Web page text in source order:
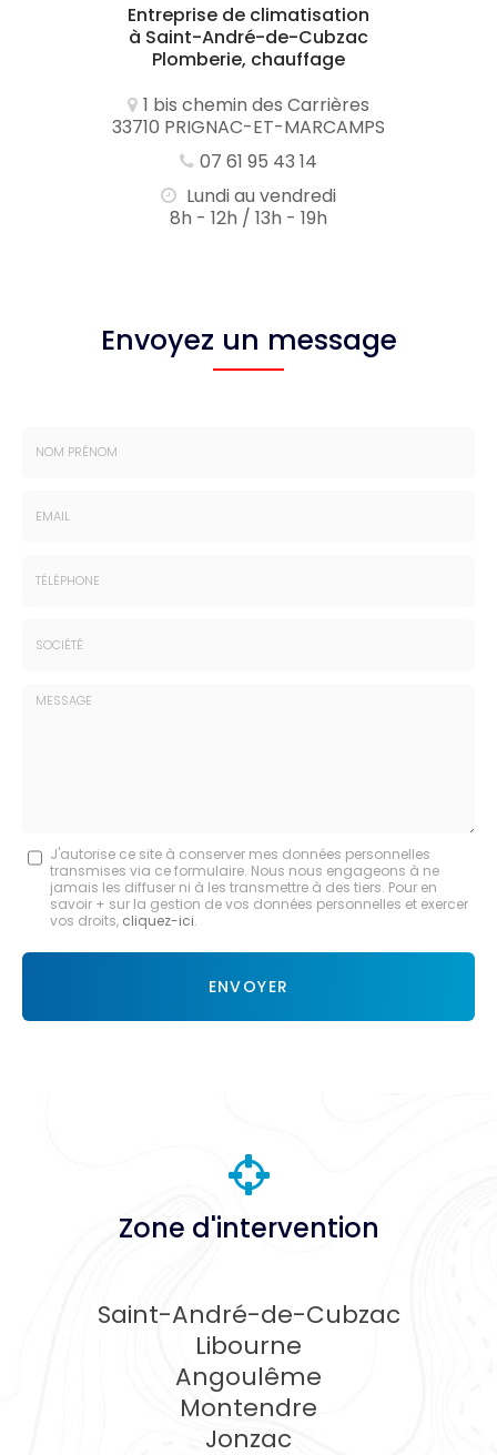
Entreprise de climatisation
à Saint-André-de-Cubzac
Plomberie, chauffage
1 bis chemin des Carrières
33710 PRIGNAC-ET-MARCAMPS
07 61 95 43 14
Lundi au vendredi
8h - 12h / 13h - 19h
Envoyez un message
Message
J'autorise ce site à conserver mes données personnelles
transmises via ce formulaire. Nous nous engageons à ne
jamais les diffuser ni à les transmettre à des tiers. Pour en
savoir + sur la gestion de vos données personnelles et exercer
vos droits, cliquez-ici.
Acceptation
ENVOYER
Zone d'intervention
Saint-André-de-Cubzac
Libourne
Angoulême
Montendre
Jonzac